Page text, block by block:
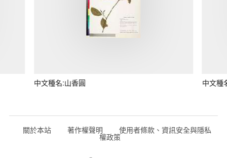
中文種名:山香圓 中文種
關於本站 著作權聲明 使用者條款、資訊安全與隱私
權政策